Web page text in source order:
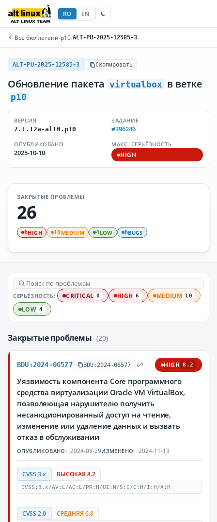
RU EN
Все бюллетени/p10/ALT-PU-2025-12585-3
ALT-PU-2025-12585-3 Скопировать
Обновление пакета virtualbox в ветке
p10
ВЕРСИЯ
7.1.12a-alt0.p10
ЗАДАНИЕ
#396246
ОПУБЛИКОВАНО
2025-10-10
МАКС. СЕРЬЁЗНОСТЬ
HIGH
ЗАКРЫТЫЕ ПРОБЛЕМЫ
26
6HIGH 10MEDIUM 4LOW 6BUGS
СЕРЬЁЗНОСТЬ: CRITICAL 0 HIGH 6 MEDIUM 10
LOW 4
Закрытые проблемы (20)
BDU:2024-06577 BDU:2024-06577 HIGH 8.2
Уязвимость компонента Core программного
средства виртуализации Oracle VM VirtualBox,
позволяющая нарушителю получить
несанкционированный доступ на чтение,
изменение или удаление данных и вызвать
отказ в обслуживании
ОПУБЛИКОВАНО: 2024-08-29ИЗМЕНЕНО: 2024-11-13
CVSS 3.x ВЫСОКАЯ 8.2
CVSS:3.x/AV:L/AC:L/PR:H/UI:N/S:C/C:H/I:H/A:H
CVSS 2.0 СРЕДНЯЯ 6.8